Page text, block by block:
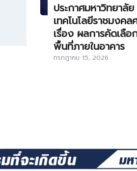
ประกาศมหาวิทยาลัย
เทคโนโลยีราชมงคล
เรื่อง ผลการคัดเลือ
พื้นที่ภายในอาคาร
กรกฎาคม 15, 2026